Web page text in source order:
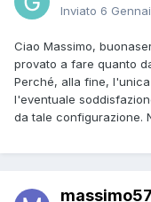
Inviato 6
Ciao Massimo,
provato a fare quanto
Perché, alla fine,
l'eventuale
da tale configurazione.
massimo57